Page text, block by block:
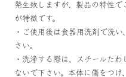
発生致しますが、製品の特性で
が特徴です。
・ご使用後は食器用洗剤で洗
さい。
・洗浄する際は、スチールた
ないで下さい。本体に傷をつけ